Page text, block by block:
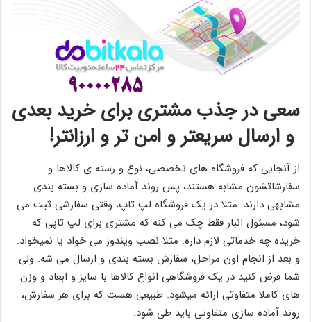
سعی در جذب مشتری برای خرید بعدی
و ارسال سریعتر و امن تر و ارزانتر!
از آنجایی که فروشگاه های تخصصی، نوع و رسته ی کالاها و
سفارشاتشون مشابه هستند، پس روند آماده سازی و بسته بندی
مشابهی دارند. مثلا در یک فروشگاه لپ تاپ، وقتی سفارشی ثبت می
شود، مسئول انبار فقط چک می کنه که مشتری برای لپ تاپی که
خریده چه خدماتی لازم داره. مثلا نصب ویندوز می خواد یا نمیخواد.
و بعد از انجام اون مراحل، سفارش بسته بندی و ارسال می شه. ولی
شما فرض کنید در یک فروشگاهی انواع کالاها با سایز و ابعاد و وزن
های کاملا متفاوتی ارائه میشود. طبیعی هست که برای هر سفارش،
روند آماده سازی متفاوتی باید طی شود.